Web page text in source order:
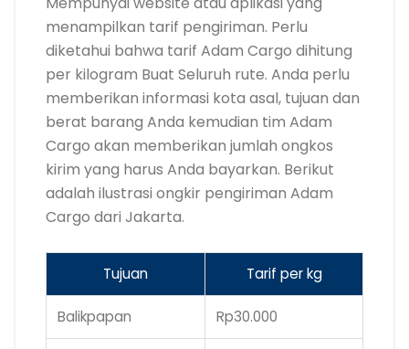
menampilkan tarif pengiriman. Perlu
diketahui bahwa tarif Adam Cargo dihitung
per kilogram Buat Seluruh rute. Anda perlu
memberikan informasi kota asal, tujuan dan
berat barang Anda kemudian tim Adam
Cargo akan memberikan jumlah ongkos
kirim yang harus Anda bayarkan. Berikut
adalah ilustrasi ongkir pengiriman Adam
Cargo dari Jakarta.
Tujuan Tarif per kg
Balikpapan Rp30.000